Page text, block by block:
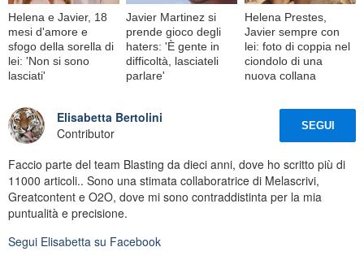
Helena e Javier, 18
mesi d'amore e
sfogo della sorella di
lei: 'Non si sono
lasciati'
Javier Martinez si
prende gioco degli
haters: 'È gente in
difficoltà, lasciateli
parlare'
Helena Prestes,
Javier sempre con
lei: foto di coppia nel
ciondolo di una
nuova collana
Elisabetta Bertolini
Contributor
SEGUI
Faccio parte del team Blasting da dieci anni, dove ho scritto più di
11000 articoli.. Sono una stimata collaboratrice di Melascrivi,
Greatcontent e O2O, dove mi sono contraddistinta per la mia
puntualità e precisione.
Segui Elisabetta su Facebook